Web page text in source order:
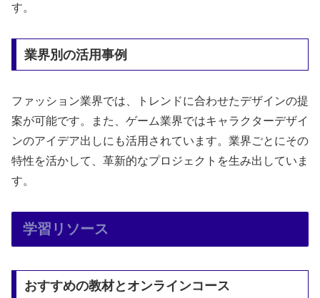
す。
業界別の活用事例
ファッション業界では、トレンドに合わせたデザインの提
案が可能です。また、ゲーム業界ではキャラクターデザイ
ンのアイデア出しにも活用されています。業界ごとにその
特性を活かして、革新的なプロジェクトを生み出していま
す。
学習リソース
おすすめの教材とオンラインコース